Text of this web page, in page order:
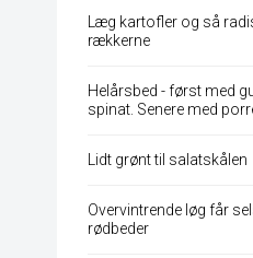
Læg kartofler og så
rækkerne
Helårsbed - først med
spinat. Senere med
Lidt grønt til salatskålen
Overvintrende løg får
rødbeder